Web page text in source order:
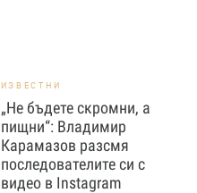
ИЗВЕСТНИ
„Не бъдете скромни, а
пищни“: Владимир
Карамазов разсмя
последователите си с
видео в Instagram